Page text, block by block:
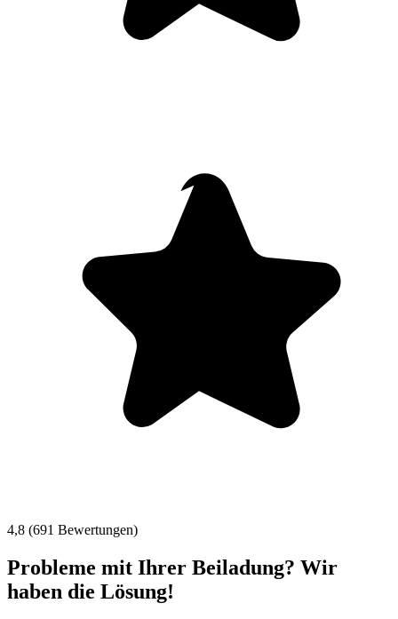
4,8 (691 Bewertungen)
Probleme mit Ihrer Beiladung? Wir
haben die Lösung!